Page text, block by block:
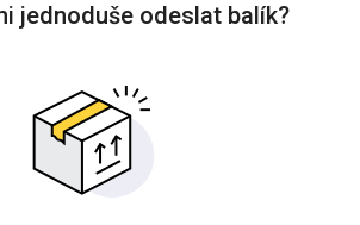
jednoduše odeslat balík?